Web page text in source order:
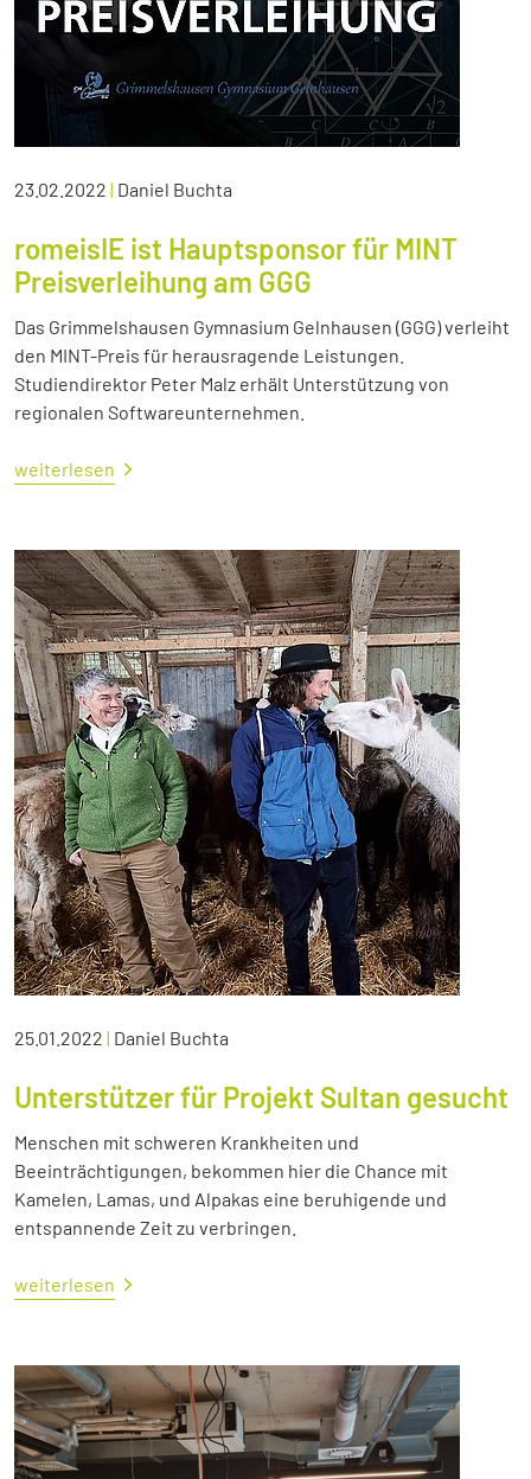
23.02.2022 | Daniel Buchta
romeisIE ist Hauptsponsor für MINT
Preisverleihung am GGG
Das Grimmelshausen Gymnasium Gelnhausen (GGG) verleiht
den MINT-Preis für herausragende Leistungen.
Studiendirektor Peter Malz erhält Unterstützung von
regionalen Softwareunternehmen.
weiterlesen
25.01.2022 | Daniel Buchta
Unterstützer für Projekt Sultan gesucht
Menschen mit schweren Krankheiten und
Beeinträchtigungen, bekommen hier die Chance mit
Kamelen, Lamas, und Alpakas eine beruhigende und
entspannende Zeit zu verbringen.
weiterlesen